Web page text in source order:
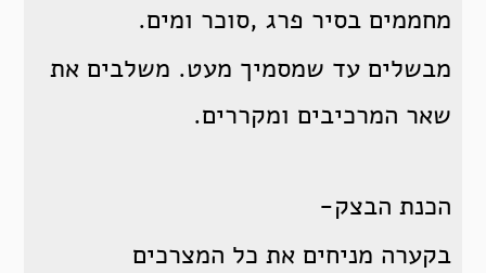
מחממים בסיר פרג ,סוכר ומים.
מבשלים עד שמסמיך מעט. משלבים את
שאר המרכיבים ומקררים.
הכנת הבצק-
בקערה מניחים את כל המצרכים